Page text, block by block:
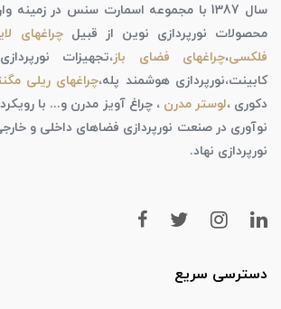
سال 1387 با مجموعه اسمارت سنس در زمینه
محصولات نورپردازی نوین از قبیلچراغهای
فلکسی،چراغهای فضای باز،تجهیزات
کابینت،نورپردازی هوشمند پله،چراغهای ریلی
دکوری ،لوستر مدرن ، چراغ آویز مدرن و... با
نوآوری در صنعت نورپردازی فضاهای داخلی و
نورپردازی نهاد.
دسترسی سریع